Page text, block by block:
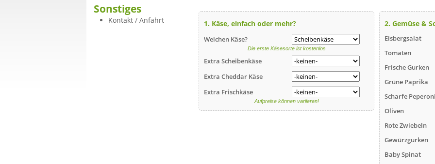
Sonstiges
Kontakt / Anfahrt 1. Käse, einfach oder mehr?
Welchen Käse?
Die erste Käsesorte ist kostenlos
Extra Scheibenkäse
Extra Cheddar Käse
Extra Frischkäse
Aufpreise können variieren!
2. Gemüse &
Eisbergsalat
Tomaten
Frische Gurken
Grüne Paprika
Scharfe Peperoni
Oliven
Rote Zwiebeln
Gewürzgurken
Baby Spinat